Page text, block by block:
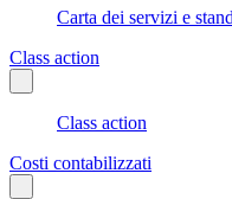
Carta dei servizi e
Class action
Class action
Costi contabilizzati